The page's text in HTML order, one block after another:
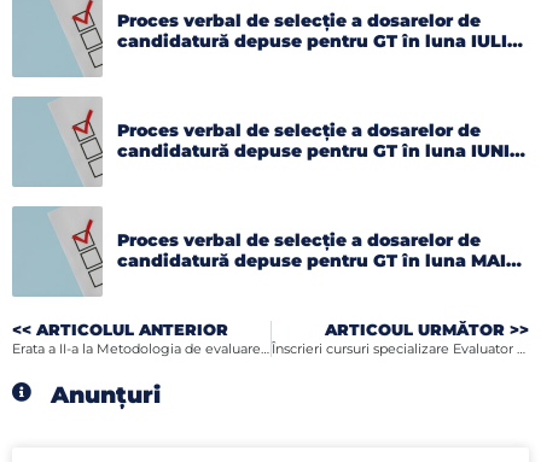
Proces verbal de selecție a dosarelor de
candidatură depuse pentru GT în luna IULIE
Proces verbal de selecție a dosarelor de
candidatură depuse pentru GT în luna IUNIE
Proces verbal de selecție a dosarelor de
candidatură depuse pentru GT în luna MAI
<< ARTICOLUL ANTERIOR ARTICOUL URMĂTOR >>
Anunțuri